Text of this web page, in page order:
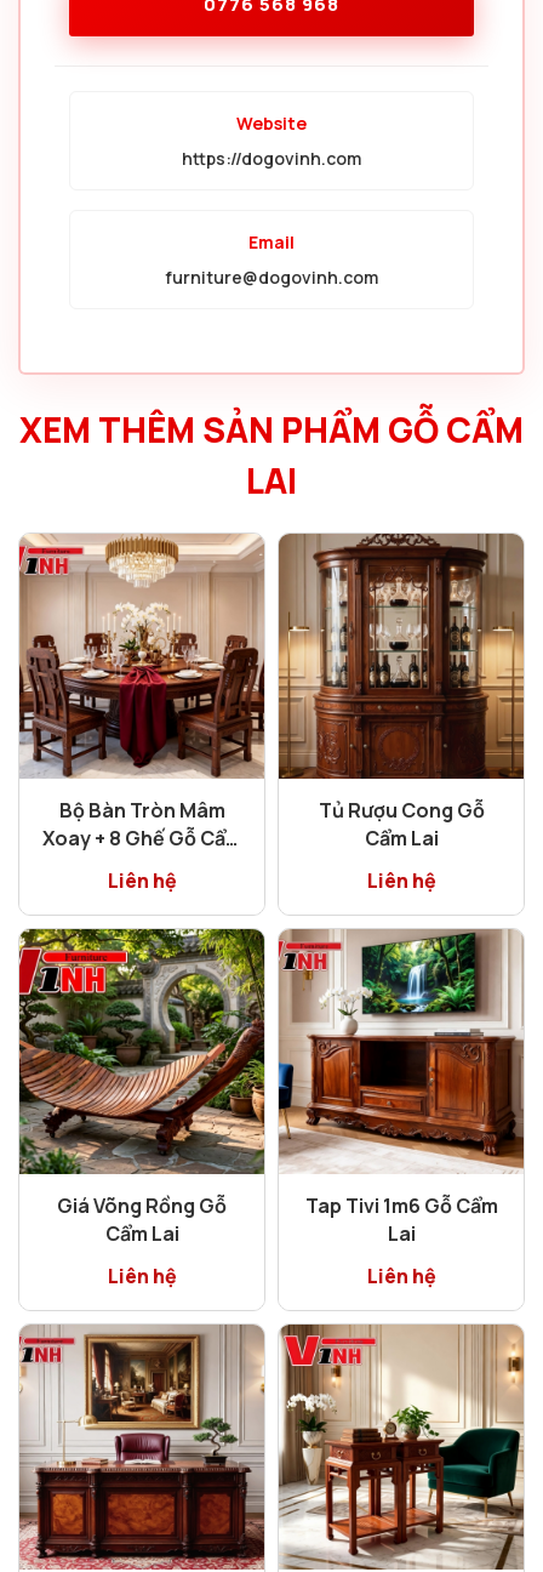
Website
https://dogovinh.com
Email
furniture@dogovinh.com
XEM THÊM SẢN PHẨM GỖ CẨM
LAI
Bộ Bàn Tròn Mâm
Xoay + 8 Ghế Gỗ Cẩm
Lai
Liên hệ
Tủ Rượu Cong Gỗ
Cẩm Lai
Liên hệ
Giá Võng Rồng Gỗ
Cẩm Lai
Liên hệ
Tap Tivi 1m6 Gỗ Cẩm
Lai
Liên hệ